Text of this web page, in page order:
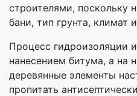
строителями, поскольку
бани, тип грунта, климат
Процесс гидроизоляции
нанесением битума, а на
деревянные элементы
пропитать